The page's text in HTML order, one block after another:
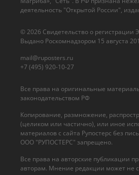
Все права на оригинальные
законодательством РФ
Копирование, размножение,
(целиком или частично), или иное
материалов с сайта Рупостерс без
ООО "РУПОСТЕРС" запрещено.
Все права на авторские публикации
авторам. Мнение редакции может не
© 2026 Cвидетельство о
Выдано Роскомнадзором 15 августа
mail@ruposters.ru
+7 (495) 920-10-27
деятельность "Открытой России",